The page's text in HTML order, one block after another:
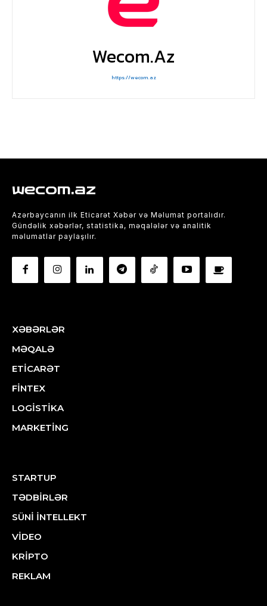
Wecom.az
https://wecom.az
wecom.az
Azərbaycanın ilk Eticarət Xəbər və Məlumat portalıdır.
Gündəlik xəbərlər, statistika, məqalələr və analitik
məlumatlar paylaşılır.
XƏBƏRLƏR
MƏQALƏ
ETİCARƏT
FİNTEX
LOGİSTİKA
MARKETİNG
STARTUP
TƏDBİRLƏR
SÜNİ İNTELLEKT
VİDEO
KRİPTO
REKLAM